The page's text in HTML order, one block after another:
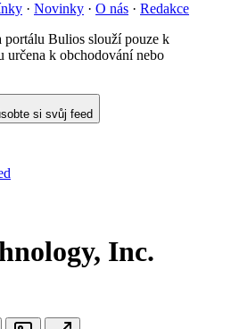
· Novinky · O nás · Redakce
portálu Bulios slouží pouze k
určena k obchodování nebo
si svůj feed
Inc.